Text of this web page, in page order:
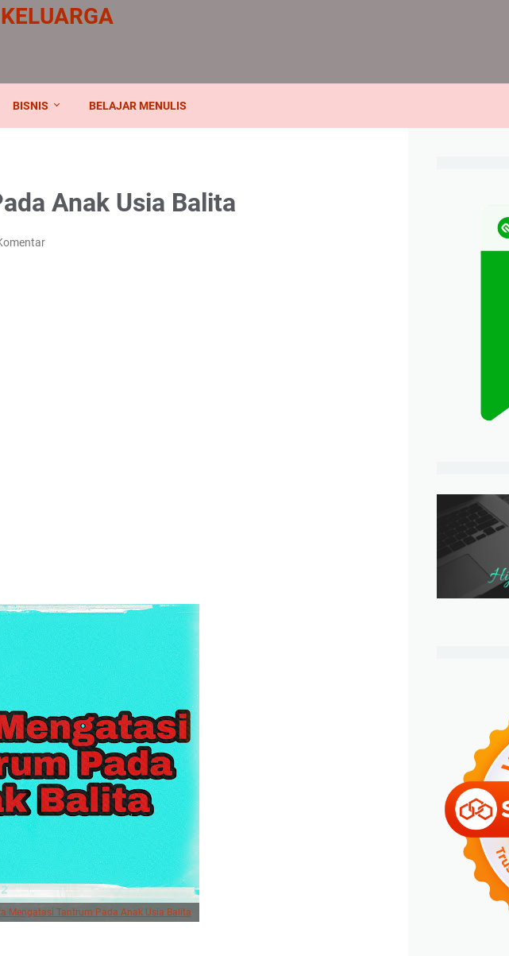
BISNIS BELAJAR MENULIS
Anak Usia Balita
Mengatasi Tantrum Pada Anak Usia Balita